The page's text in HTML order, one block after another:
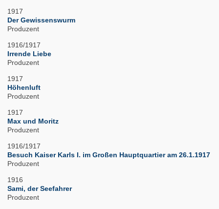
1917
Der Gewissenswurm
Produzent
1916/1917
Irrende Liebe
Produzent
1917
Höhenluft
Produzent
1917
Max und Moritz
Produzent
1916/1917
Besuch Kaiser Karls I. im Großen Hauptquartier am 26.1.1917
Produzent
1916
Sami, der Seefahrer
Produzent